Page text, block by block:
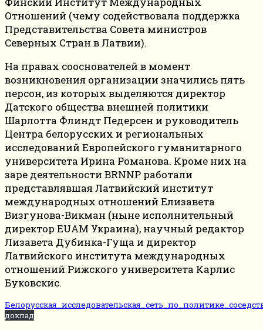
Отношений (чему содействовала поддержка
Представительства Совета министров
Северных Стран в Латвии).
На правах сооснователей в момент
возникновения организации значились пять
персон, из которых выделяются директор
Датского общества внешней политики
Шарлотта Флиндт Педерсен и руководитель
Центра белорусских и региональных
исследований Европейского гуманитарного
университета Ирина Романова. Кроме них на
заре деятельности BRNNP работали
представлявшая Латвийский институт
международных отношений Елизавета
Визгунова-Викман (ныне исполнительный
директор EUAM Украина), научный редактор
Лизавета Дубинка-Гуща и директор
Латвийского института международных
отношений Рижского университета Карлис
Буковскис.
доклад